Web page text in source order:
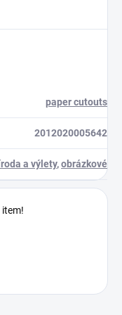
paper cutouts
2012020005642
a výlety,obrázkové